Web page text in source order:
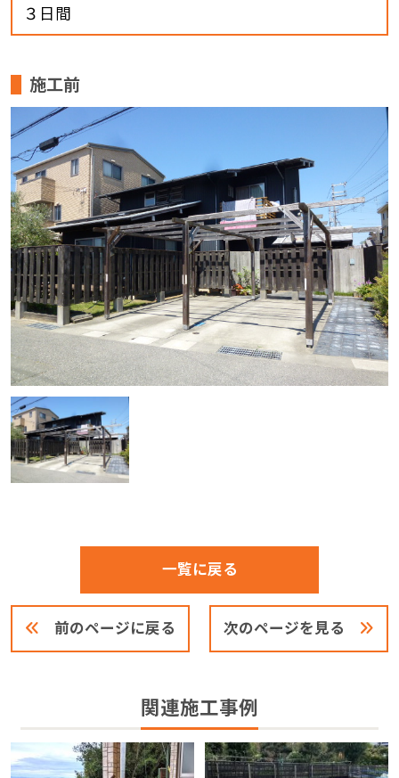
３日間
施工前
前のページに戻る
一覧に戻る
次のページを見る
関連施工事例